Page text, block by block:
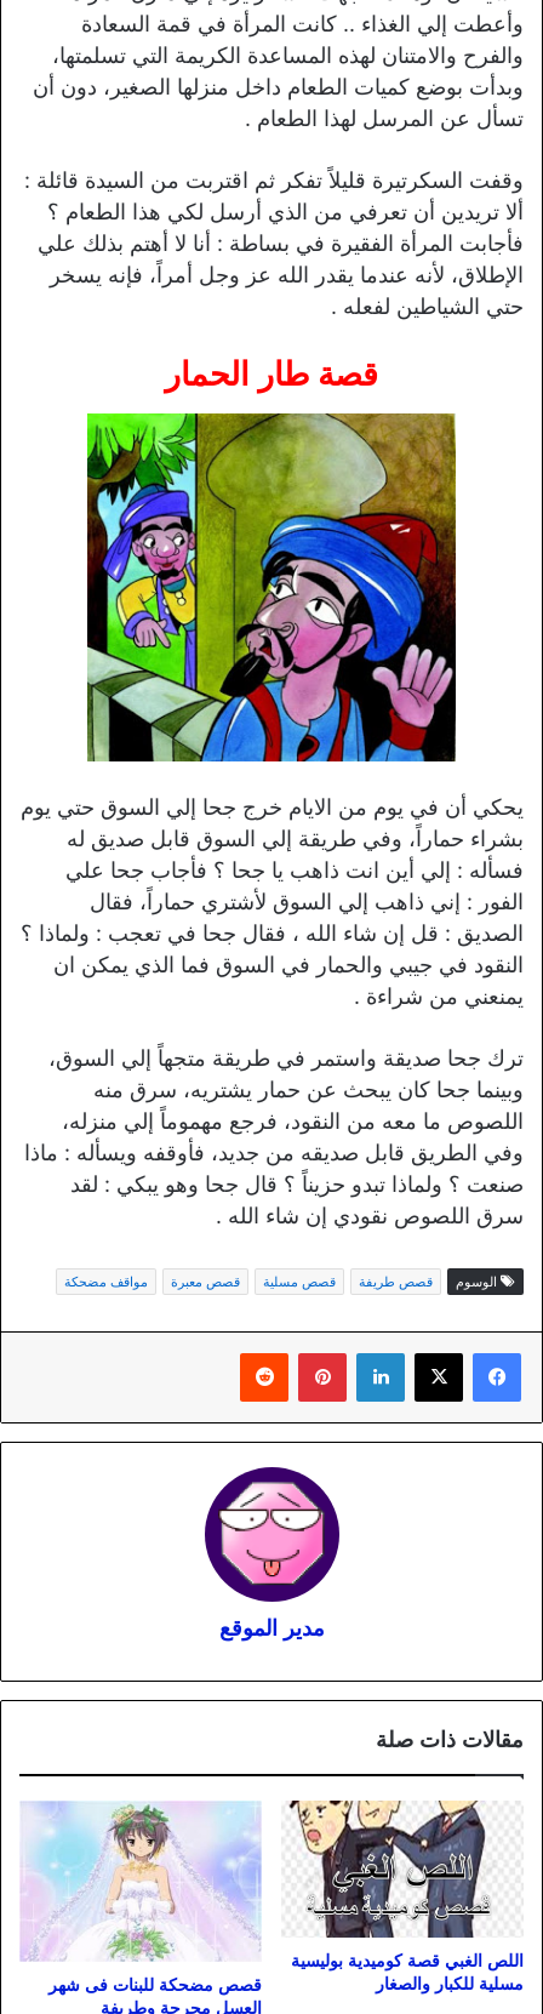
وأعطت إلي الغذاء .. كانت المرأة في قمة السعادة
والفرح والامتنان لهذه المساعدة الكريمة التي تسلمتها،
وبدأت بوضع كميات الطعام داخل منزلها الصغير، دون أن
تسأل عن المرسل لهذا الطعام .
وقفت السكرتيرة قليلاً تفكر ثم اقتربت من السيدة قائلة :
ألا تريدين أن تعرفي من الذي أرسل لكي هذا الطعام ؟
فأجابت المرأة الفقيرة في بساطة : أنا لا أهتم بذلك علي
الإطلاق، لأنه عندما يقدر الله عز وجل أمراً، فإنه يسخر
حتي الشياطين لفعله .
قصة طار الحمار
يحكي أن في يوم من الايام خرج جحا إلي السوق حتي يوم
بشراء حماراً، وفي طريقة إلي السوق قابل صديق له
فسأله : إلي أين انت ذاهب يا جحا ؟ فأجاب جحا علي
الفور : إني ذاهب إلي السوق لأشتري حماراً، فقال
الصديق : قل إن شاء الله ، فقال جحا في تعجب : ولماذا ؟
النقود في جيبي والحمار في السوق فما الذي يمكن ان
يمنعني من شراءة .
ترك جحا صديقة واستمر في طريقة متجهاً إلي السوق،
وبينما جحا كان يبحث عن حمار يشتريه، سرق منه
اللصوص ما معه من النقود، فرجع مهموماً إلي منزله،
وفي الطريق قابل صديقه من جديد، فأوقفه ويسأله : ماذا
صنعت ؟ ولماذا تبدو حزيناً ؟ قال جحا وهو يبكي : لقد
سرق اللصوص نقودي إن شاء الله .
الوسوم قصص طريفة قصص مسلية قصص معبرة مواقف مضحكة
لينكدإن بينتيريست
مدير الموقع
مقالات ذات صلة
اللص الغبي قصة كوميدية بوليسية
مسلية للكبار والصغار
قصص مضحكة للبنات فى شهر
العسل محرجة وطريفة